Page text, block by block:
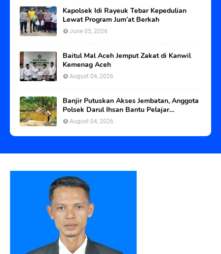
Kapolsek Idi Rayeuk Tebar Kepedulian
Lewat Program Jum’at Berkah
June 05, 2026
Baitul Mal Aceh Jemput Zakat di Kanwil
Kemenag Aceh
August 04, 2026
Banjir Putuskan Akses Jembatan, Anggota
Polsek Darul Ihsan Bantu Pelajar
Seberangi Sungai
August 04, 2026